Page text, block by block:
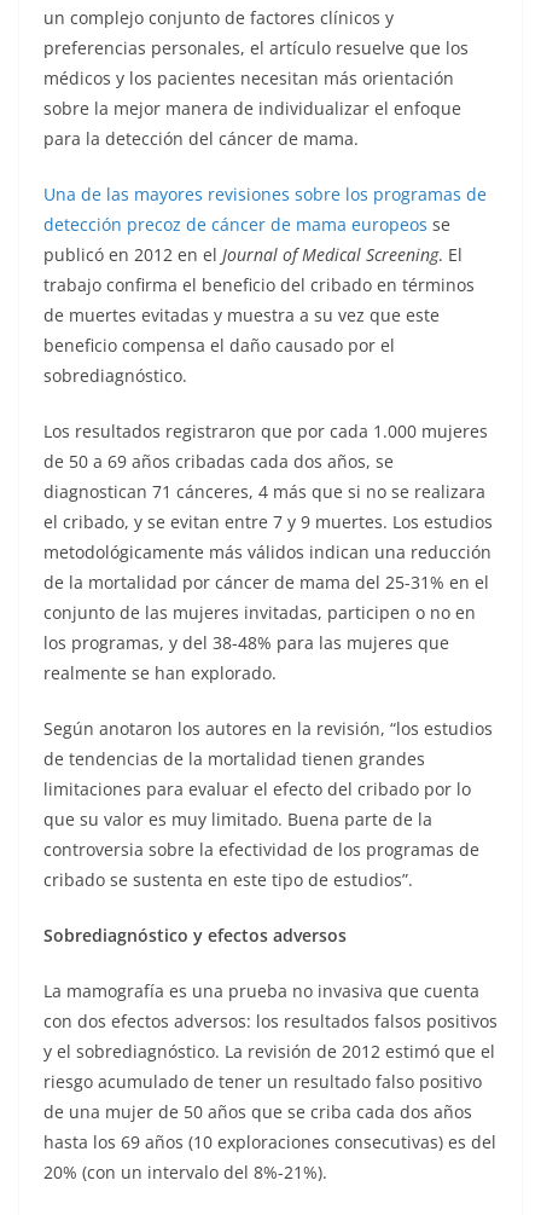
un complejo conjunto de factores clínicos y
preferencias personales, el artículo resuelve que los
médicos y los pacientes necesitan más orientación
sobre la mejor manera de individualizar el enfoque
para la detección del cáncer de mama.
Una de las mayores revisiones sobre los programas de
detección precoz de cáncer de mama europeos se
publicó en 2012 en el Journal of Medical Screening. El
trabajo confirma el beneficio del cribado en términos
de muertes evitadas y muestra a su vez que este
beneficio compensa el daño causado por el
sobrediagnóstico.
Los resultados registraron que por cada 1.000 mujeres
de 50 a 69 años cribadas cada dos años, se
diagnostican 71 cánceres, 4 más que si no se realizara
el cribado, y se evitan entre 7 y 9 muertes. Los estudios
metodológicamente más válidos indican una reducción
de la mortalidad por cáncer de mama del 25-31% en el
conjunto de las mujeres invitadas, participen o no en
los programas, y del 38-48% para las mujeres que
realmente se han explorado.
Según anotaron los autores en la revisión, “los estudios
de tendencias de la mortalidad tienen grandes
limitaciones para evaluar el efecto del cribado por lo
que su valor es muy limitado. Buena parte de la
controversia sobre la efectividad de los programas de
cribado se sustenta en este tipo de estudios”.
Sobrediagnóstico y efectos adversos
La mamografía es una prueba no invasiva que cuenta
con dos efectos adversos: los resultados falsos positivos
y el sobrediagnóstico. La revisión de 2012 estimó que el
riesgo acumulado de tener un resultado falso positivo
de una mujer de 50 años que se criba cada dos años
hasta los 69 años (10 exploraciones consecutivas) es del
20% (con un intervalo del 8%-21%).